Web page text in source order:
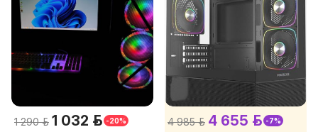
1 290 р. 1 032 р. -20% 4 985 р. 4 655 р. -7%